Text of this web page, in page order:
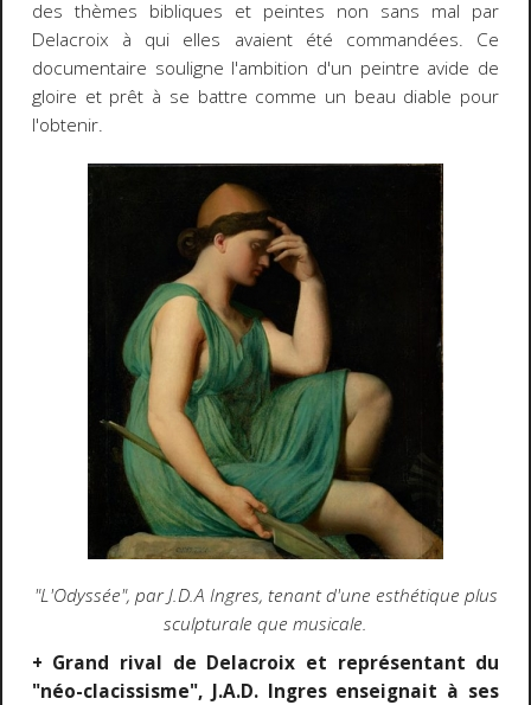
des thèmes bibliques et peintes non sans mal par
Delacroix à qui elles avaient été commandées. Ce
documentaire souligne l'ambition d'un peintre avide de
gloire et prêt à se battre comme un beau diable pour
l'obtenir.
"L'Odyssée", par J.D.A Ingres, tenant d'une esthétique plus
sculpturale que musicale.
+ Grand rival de Delacroix et représentant du
"néo-clacissisme", J.A.D. Ingres enseignait à ses